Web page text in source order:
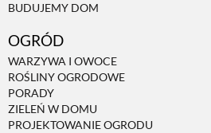
BUDUJEMY DOM
OGRÓD
WARZYWA I OWOCE
ROŚLINY OGRODOWE
PORADY
ZIELEŃ W DOMU
PROJEKTOWANIE OGRODU
NATURALNA